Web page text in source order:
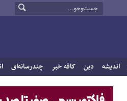
اندیشه دین کافه خبر چندرسانه‌ای